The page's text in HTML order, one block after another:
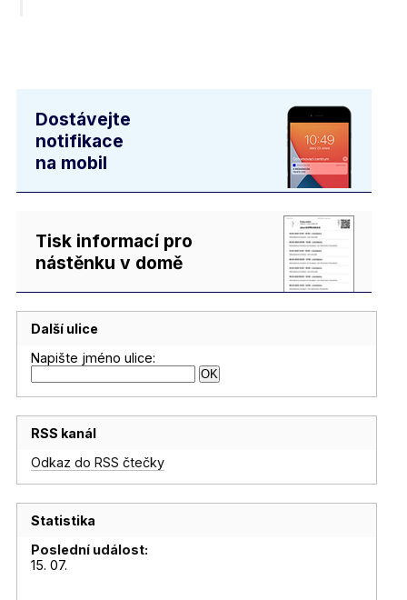
Dostávejte
notifikace
na mobil
Tisk informací pro
nástěnku v domě
Další ulice
Napište jméno ulice:
RSS kanál
Odkaz do RSS čtečky
Statistika
Poslední událost:
15. 07.